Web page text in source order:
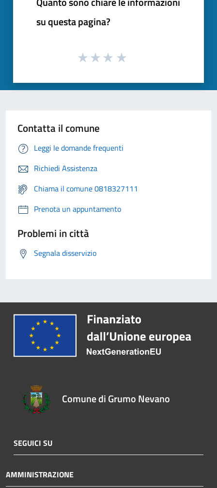
su questa pagina?
Contatta il comune
Leggi le domande frequenti
Richiedi Assistenza
Chiama il comune 0818327111
Prenota un appuntamento
Problemi in città
Segnala disservizio
Comune di Grumo Nevano
SEGUICI SU
AMMINISTRAZIONE